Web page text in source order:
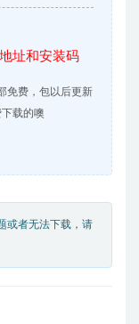
址和安装码
免费，包以后更新
载的噢
或者无法下载，请